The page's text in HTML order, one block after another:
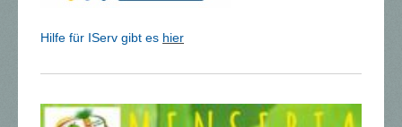
Hilfe für IServ gibt es hier